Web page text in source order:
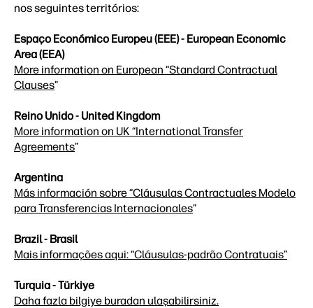
nos seguintes territórios:
Espaço Económico Europeu (EEE) - European Economic
Area (EEA)
More information on European “Standard Contractual
Clauses”
Reino Unido - United Kingdom
More information on UK “International Transfer
Agreements”
Argentina
Más información sobre “Cláusulas Contractuales Modelo
para Transferencias Internacionales”
Brazil - Brasil
Mais informações aqui: “Cláusulas-padrão Contratuais”
Turquia - Türkiye
Daha fazla bilgiye buradan ulaşabilirsiniz.